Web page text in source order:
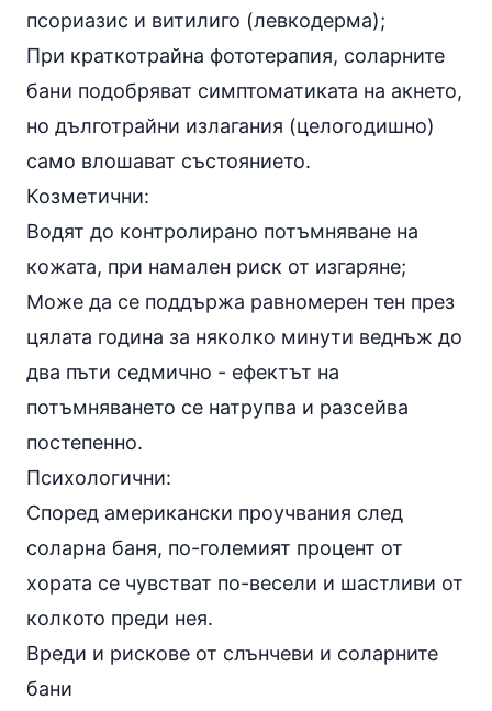
псориазис и витилиго (левкодерма);
При краткотрайна фототерапия, соларните
бани подобряват симптоматиката на акнето,
но дълготрайни излагания (целогодишно)
само влошават състоянието.
Козметични:
Водят до контролирано потъмняване на
кожата, при намален риск от изгаряне;
Може да се поддържа равномерен тен през
цялата година за няколко минути веднъж до
два пъти седмично - ефектът на
потъмняването се натрупва и разсейва
постепенно.
Психологични:
Според американски проучвания след
соларна баня, по-големият процент от
хората се чувстват по-весели и шастливи от
колкото преди нея.
Вреди и рискове от слънчеви и соларните
бани